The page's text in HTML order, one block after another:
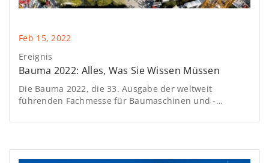
Feb 15, 2022
Ereignis
Bauma 2022: Alles, Was Sie Wissen Müssen
Die Bauma 2022, die 33. Ausgabe der weltweit
führenden Fachmesse für Baumaschinen und -
Baugeräte, findet vom 24. bis 30. Oktober in München